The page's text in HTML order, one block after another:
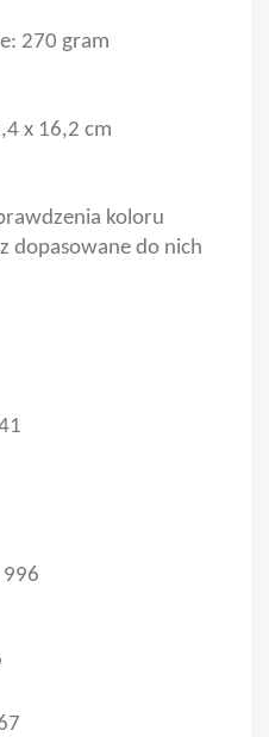
270 gram
x 16,2 cm
koloru
dopasowane do nich
996